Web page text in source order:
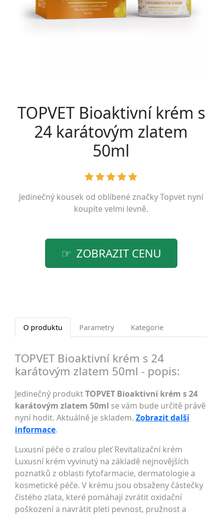
TOPVET Bioaktivní krém s
24 karátovým zlatem
50ml
Jedinečný kousek od oblíbené značkyTopvet nyní
koupíte velmi levně.
ZOBRAZIT CENU
O produktu Parametry Kategorie
TOPVET Bioaktivní krém s 24
karátovým zlatem 50ml - popis:
Jedinečný produktTOPVET Bioaktivní krém s 24
karátovým zlatem 50ml se vám bude určitě právě
nyní hodit. Aktuálně je skladem. Zobrazit další
informace.
Luxusní péče o zralou pleť Revitalizační krém
Luxusní krém vyvinutý na základě nejnovějších
poznatků z oblasti fytofarmacie, dermatologie a
kosmetické péče. V krému jsou obsaženy částečky
čistého zlata, které pomáhají zvrátit oxidační
poškození a navrátit pleti pevnost, pružnost a